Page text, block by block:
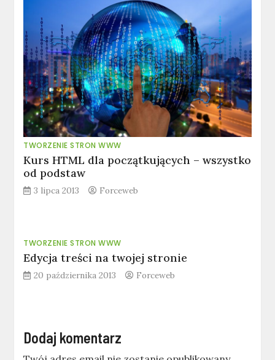
TWORZENIE STRON WWW
Kurs HTML dla początkujących – wszystko
od podstaw
3 lipca 2013 Forceweb
TWORZENIE STRON WWW
Edycja treści na twojej stronie
20 października 2013 Forceweb
Dodaj komentarz